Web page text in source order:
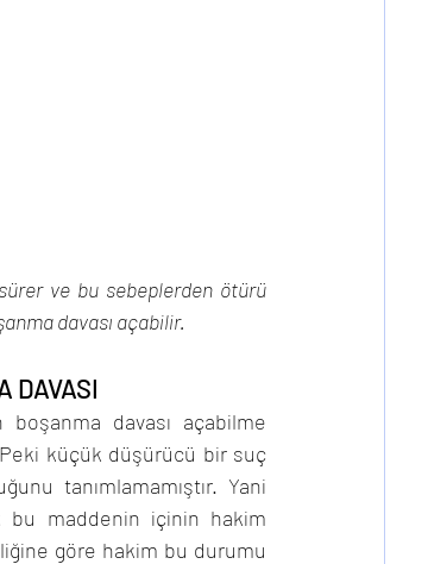
ve bu sebeplerden ötürü
davası açabilir.
DAVASI
davası açabilme
küçük düşürücü bir suç
tanımlamamıştır. Yani
bu maddenin içinin hakim
göre hakim bu durumu